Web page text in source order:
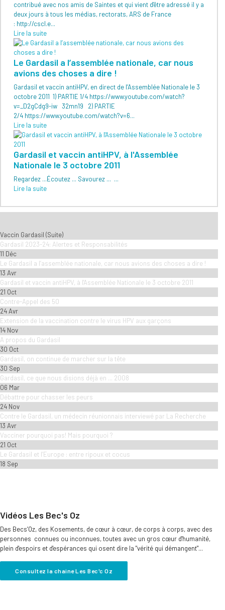
contribué avec nos amis de Saintes et qui vient d'être adressé il y a
deux jours à tous les médias, rectorats, ARS de France
: http://cscl.e...
Lire la suite
Le Gardasil a l’assemblée nationale, car nous
avions des choses a dire !
Gardasil et vaccin antiHPV, en direct de l’Assemblée Nationale le 3
octobre 2011 1) PARTIE 1/4 https://www.youtube.com/watch?
v=_D2gCdg9-iw 32mn19 2) PARTIE
2/4 https://www.youtube.com/watch?v=6...
Lire la suite
Gardasil et vaccin antiHPV, à l'Assemblée
Nationale le 3 octobre 2011
Regardez ...Écoutez ... Savourez ... ...
Lire la suite
Vaccin Gardasil (Suite)
Gardasil 2023-24: Alertes et Responsabilités
11 Déc
Le Gardasil a l’assemblée nationale, car nous avions des choses a dire !
13 Avr
Gardasil et vaccin antiHPV, à l'Assemblée Nationale le 3 octobre 2011
21 Oct
Contre-Appel des 50
24 Avr
Extension de la vaccination contre le virus HPV aux garçons
14 Nov
A propos du Gardasil
30 Oct
Gardasil, on continue de marcher sur la tête
30 Sep
Gardasil, ce que nous disions déjà en ... 2008
06 Mar
Débattre pour chasser les peurs
24 Nov
Contre le Gardasil, un médecin réunionnais interviewé par La Recherche
13 Avr
Vacciner pourquoi pas! Mais pourquoi ?
21 Oct
Le Gardasil et l’Europe : entre ripoux et cocus
18 Sep
Vidéos Les Bec's Oz
Des Becs’Oz, des Kosements, de cœur à cœur, de corps à corps, avec des
personnes connues ou inconnues, toutes avec un gros cœur d'humanité,
plein d'espoirs et d'espérances qui osent dire la "vérité qui démangent"...
Consultez la chaine Les Bec'c Oz